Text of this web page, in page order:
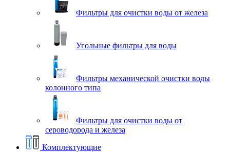
Фильтры для очистки воды от железа
Угольные фильтры для воды
Фильтры механической очистки воды
колонного типа
Фильтры для очистки воды от
сероводорода и железа
Комплектующие